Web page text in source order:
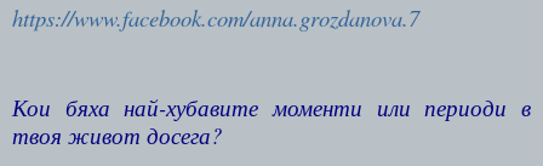
https://www.facebook.com/anna.grozdanova.7
Кои бяха най-хубавите моменти или периоди в
твоя живот досега?